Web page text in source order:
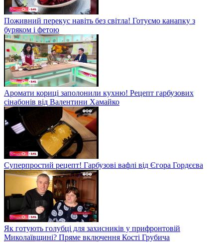
Поживний перекус навіть без світла! Готуємо канапку з
буряком і фетою
Аромати кориці заполонили кухню! Рецепт гарбузових
сінабонів від Валентини Хамайко
Суперпростий рецепт! Гарбузові вафлі від Єгора Гордєєва
Як готують голубці для захисників у прифронтовій
Миколаївщині? Пряме включення Кості Грубича